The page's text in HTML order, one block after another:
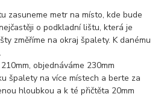
zasuneme metr na místo, kde bude
o podkladní lištu, která je
změříme na okraj špalety. K danému
objednáváme 230mm
špalety na více místech a berte za
hloubkou a k té přičtěta 20mm